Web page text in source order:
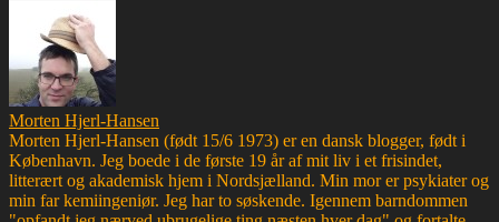
Morten Hjerl-Hansen
Morten Hjerl-Hansen (født 15/6 1973) er en dansk blogger, født i
København. Jeg boede i de første 19 år af mit liv i et frisindet,
litterært og akademisk hjem i Nordsjælland. Min mor er psykiater og
min far kemiingeniør. Jeg har to søskende. Igennem barndommen